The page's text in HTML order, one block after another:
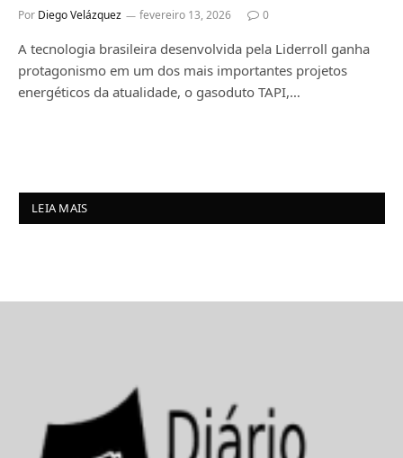
Por Diego Velázquez fevereiro 13, 2026 0
A tecnologia brasileira desenvolvida pela Liderroll ganha
protagonismo em um dos mais importantes projetos
energéticos da atualidade, o gasoduto TAPI,…
LEIA MAIS